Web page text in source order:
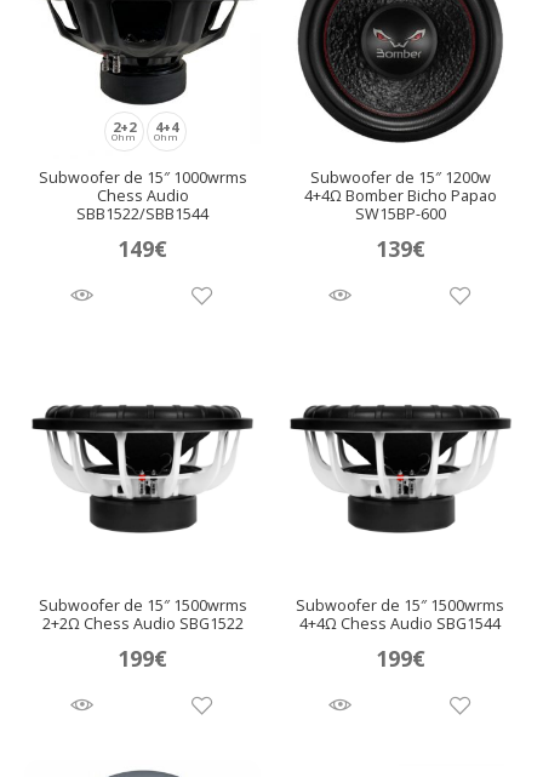
2+2
Ohm
4+4
Ohm
Subwoofer de 15″ 1000wrms
Chess Audio
SBB1522/SBB1544
149€
Subwoofer de 15″ 1200w
4+4Ω Bomber Bicho Papao
SW15BP-600
139€
Subwoofer de 15″ 1500wrms
2+2Ω Chess Audio SBG1522
199€
Subwoofer de 15″ 1500wrms
4+4Ω Chess Audio SBG1544
199€